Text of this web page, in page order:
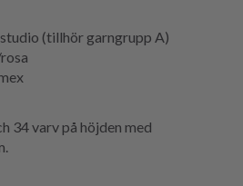
(tillhör garngrupp A)
34 varv på höjden med